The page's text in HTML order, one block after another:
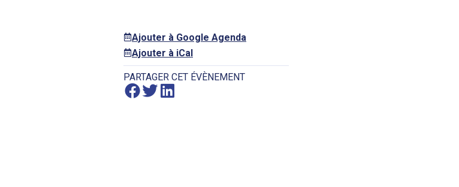
Ajouter à Google Agenda
Ajouter à iCal
PARTAGER CET ÉVÈNEMENT